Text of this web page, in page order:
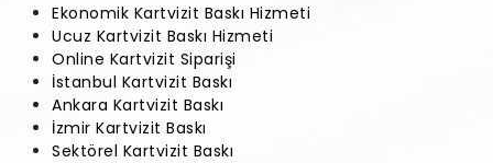
Ekonomik Kartvizit Baskı Hizmeti
Ucuz Kartvizit Baskı Hizmeti
Online Kartvizit Siparişi
İstanbul Kartvizit Baskı
Ankara Kartvizit Baskı
İzmir Kartvizit Baskı
Sektörel Kartvizit Baskı